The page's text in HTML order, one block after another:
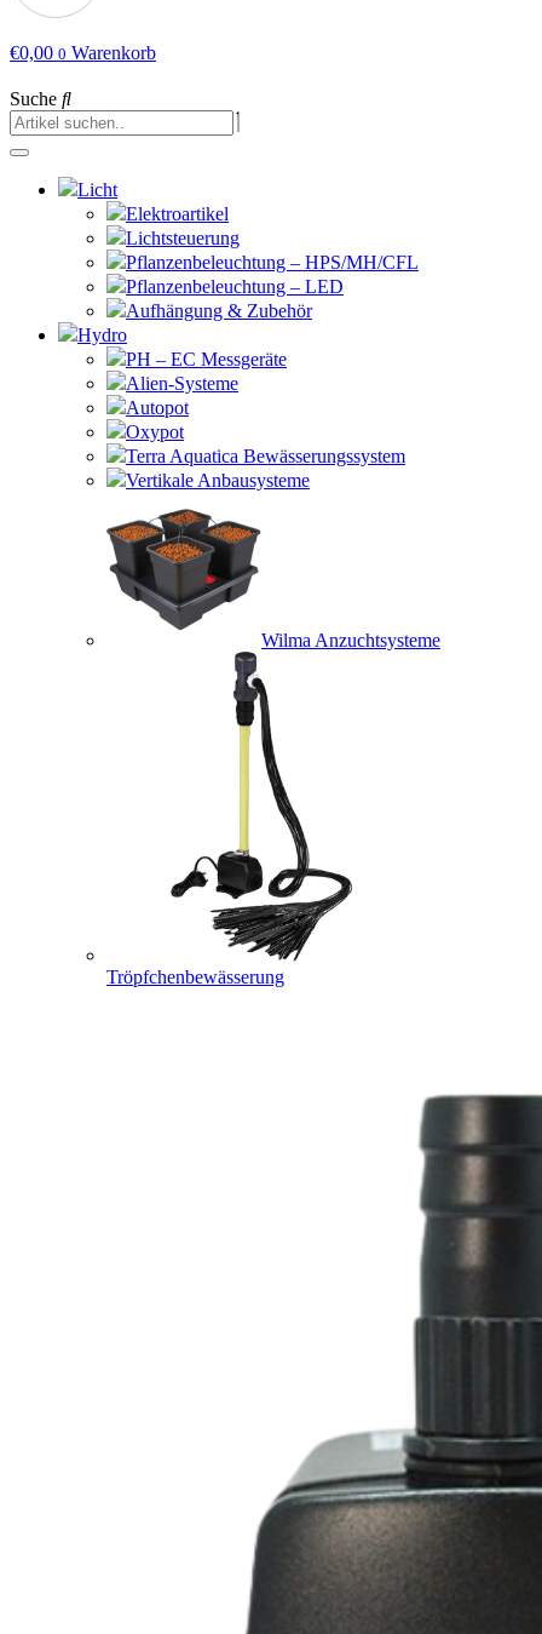
€0,00 0 Warenkorb
Suche
Licht
Elektroartikel
Lichtsteuerung
Pflanzenbeleuchtung – HPS/MH/CFL
Pflanzenbeleuchtung – LED
Aufhängung & Zubehör
Hydro
PH – EC Messgeräte
Alien-Systeme
Autopot
Oxypot
Terra Aquatica Bewässerungssystem
Vertikale Anbausysteme
Wilma Anzuchtsysteme
Tröpfchenbewässerung